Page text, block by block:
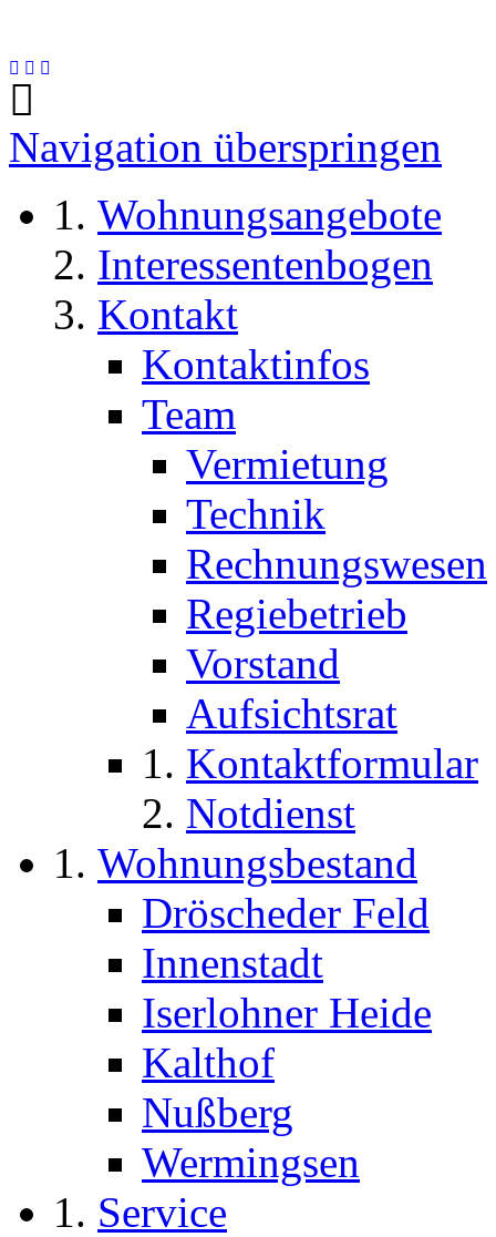
Navigation überspringen
Wohnungsangebote
Interessentenbogen
Kontakt
Kontaktinfos
Team
Vermietung
Technik
Rechnungswesen
Regiebetrieb
Vorstand
Aufsichtsrat
Kontaktformular
Notdienst
Wohnungsbestand
Dröscheder Feld
Innenstadt
Iserlohner Heide
Kalthof
Nußberg
Wermingsen
Service